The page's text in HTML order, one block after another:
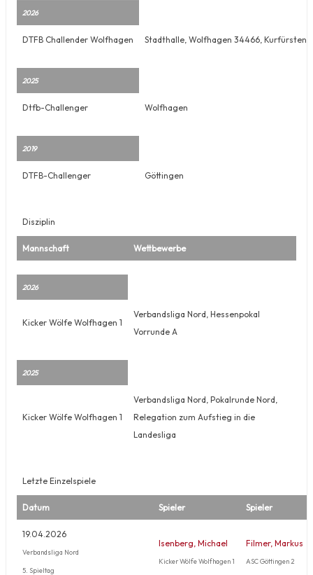
2026
DTFB Challender Wolfhagen Stadthalle, Wolfhagen 34466,
2025
Dtfb-Challenger Wolfhagen
2019
DTFB-Challenger Göttingen
Disziplin
Mannschaft Wettbewerbe
2026
Kicker Wölfe Wolfhagen 1
Verbandsliga Nord, Hessenpokal
Vorrunde A
2025
Kicker Wölfe Wolfhagen 1
Verbandsliga Nord, Pokalrunde Nord,
Relegation zum Aufstieg in die
Landesliga
Letzte Einzelspiele
Datum Spieler Spieler
19.04.2026
Verbandsliga Nord
5. Spieltag
Isenberg, Michael
Kicker Wölfe Wolfhagen 1
Filmer, Markus
ASC Göttingen 2